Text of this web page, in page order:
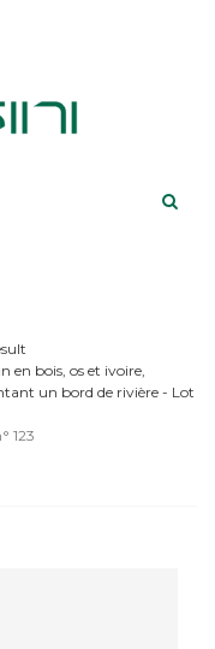
en bois, os et ivoire,
un bord de rivière - Lot
123